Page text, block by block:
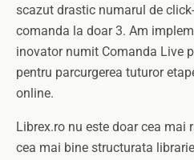
scazut drastic numarul de
comanda la doar 3. Am
inovator numit Comanda Live
pentru parcurgerea tuturor
online.
Librex.ro nu este doar cea mai
cea mai bine structurata